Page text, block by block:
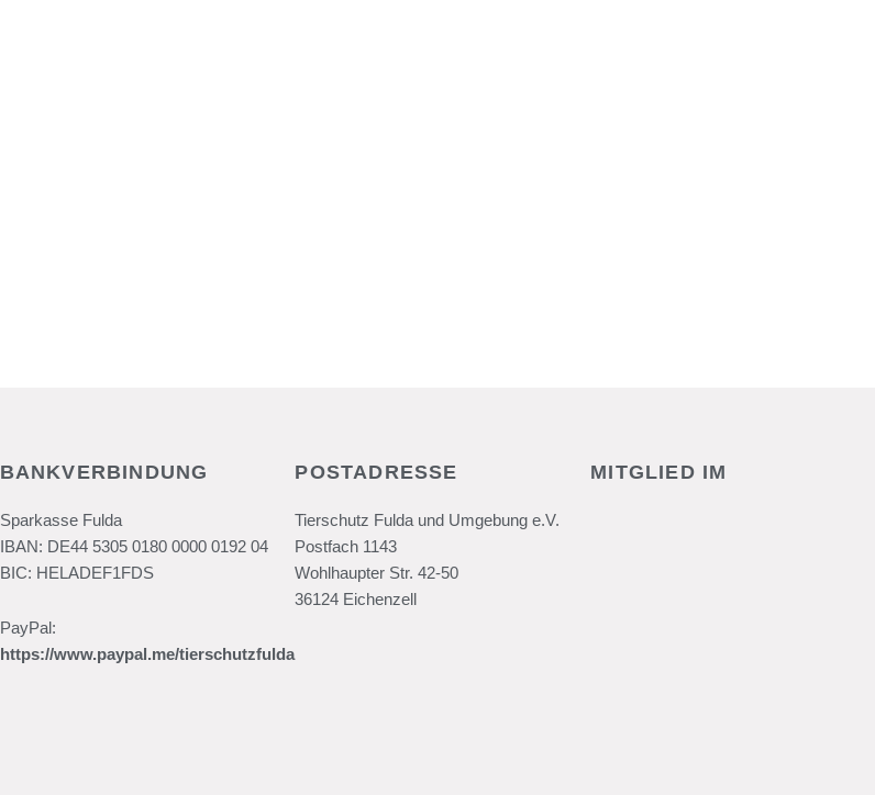
BANKVERBINDUNG
Sparkasse Fulda
IBAN: DE44 5305 0180 0000 0192 04
BIC: HELADEF1FDS
PayPal:
https://www.paypal.me/tierschutzfulda
POSTADRESSE
Tierschutz Fulda und Umgebung e.V.
Postfach 1143
Wohlhaupter Str. 42-50
36124 Eichenzell
MITGLIED IM